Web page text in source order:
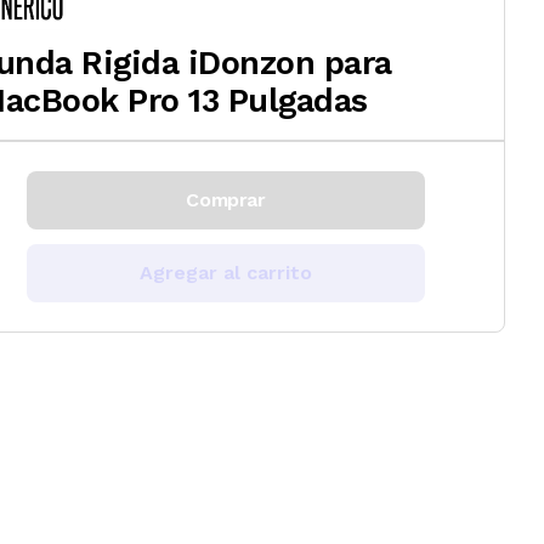
Rigida iDonzon para
Pro 13 Pulgadas
Comprar
Agregar al carrito